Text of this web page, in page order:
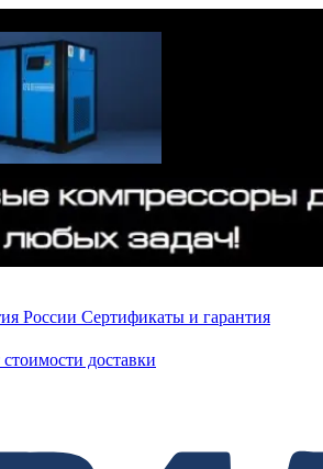
России Сертификаты и гарантия
стоимости доставки